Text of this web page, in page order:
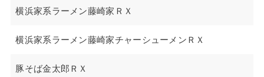
横浜家系ラーメン藤崎家ＲＸ
横浜家系ラーメン藤崎家チャーシューメンＲＸ
豚そば金太郎ＲＸ